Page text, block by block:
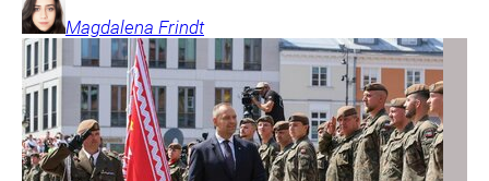
Magdalena Frindt